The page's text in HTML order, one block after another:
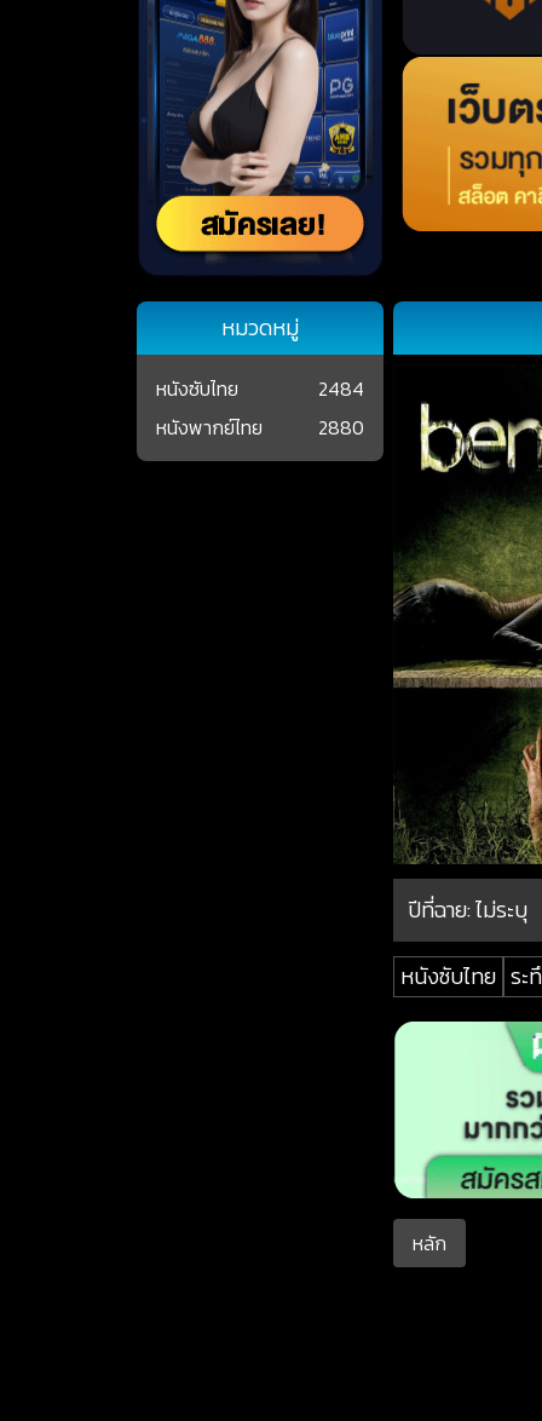
ปีที่ฉาย:ไม่ระบุ
หนังซับไทย ระ
หลัก
หมวดหมู่
หนังซับไทย
2484
หนังพากย์ไทย
2880